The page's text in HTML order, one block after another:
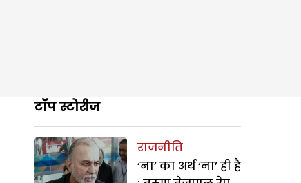
टॉप स्टोरीज
राजनीति
‘ना’ का अर्थ ‘ना’ ही है